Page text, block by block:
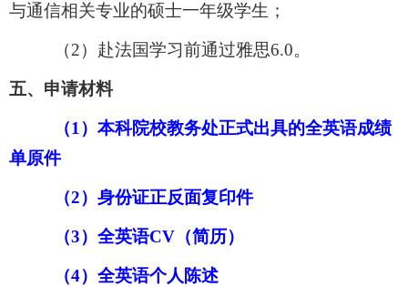
与通信相关专业的硕士一年级学生；
（2）赴法国学习前通过雅思6.0。
五、申请材料
（1）本科院校教务处正式出具的全英语成绩
单原件
（2）身份证正反面复印件
（3）全英语CV（简历）
（4）全英语个人陈述